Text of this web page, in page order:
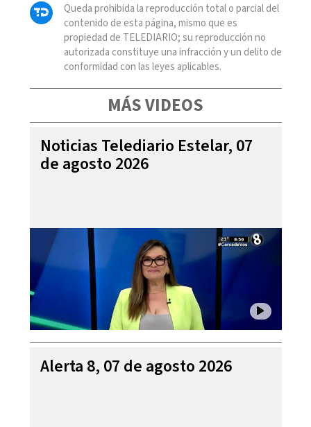
Queda prohibida la reproducción total o parcial del
contenido de esta página, mismo que es
propiedad de TELEDIARIO; su reproducción no
autorizada constituye una infracción y un delito de
conformidad con las leyes aplicables.
MÁS VIDEOS
Noticias Telediario Estelar, 07
de agosto 2026
Alerta 8, 07 de agosto 2026